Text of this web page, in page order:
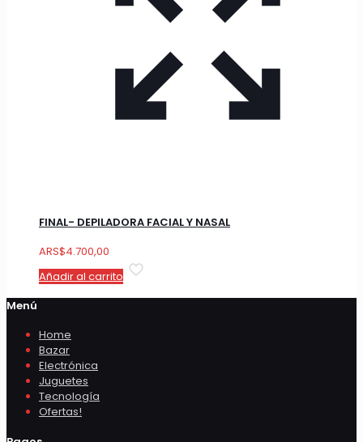
FINAL- DEPILADORA FACIAL Y NASAL
ARS$4.700,00
Añadir al carrito
Menú
Home
Bazar
Electrónica
Juguetes
Tecnología
Ofertas!